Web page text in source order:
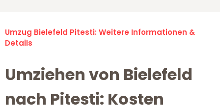
Umzug Bielefeld Pitesti: Weitere Informationen &
Details
Umziehen von Bielefeld
nach Pitesti: Kosten